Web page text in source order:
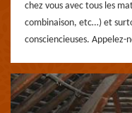
chez vous avec tous les
combinaison, etc…) et
consciencieuses. Appelez-